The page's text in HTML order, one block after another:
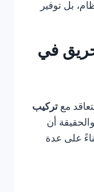
بل توفير
في
مع تركيب
أن
على عدة